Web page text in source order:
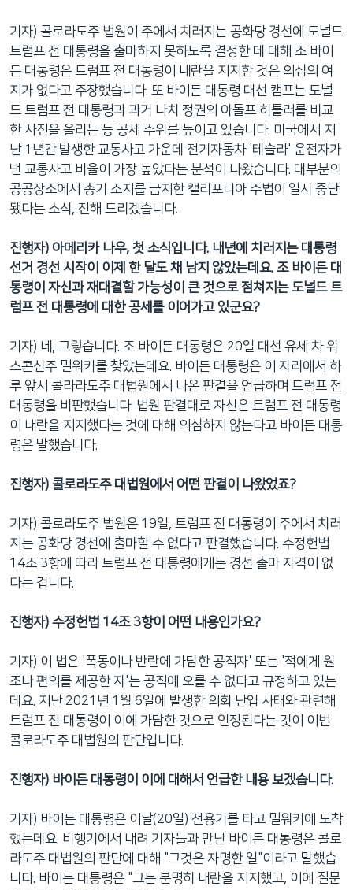
기자) 콜로라도주 법원이 주에서 치러지는 공화당 경선에 도널드
트럼프 전 대통령을 출마하지 못하도록 결정한 데 대해 조 바이
든 대통령은 트럼프 전 대통령이 내란을 지지한 것은 의심의 여
지가 없다고 주장했습니다. 또 바이든 대통령 대선 캠프는 도널
드 트럼프 전 대통령과 과거 나치 정권의 아돌프 히틀러를 비교
한 사진을 올리는 등 공세 수위를 높이고 있습니다. 미국에서 지
난 1년간 발생한 교통사고 가운데 전기자동차 '테슬라' 운전자가
낸 교통사고 비율이 가장 높았다는 분석이 나왔습니다. 대부분의
공공장소에서 총기 소지를 금지한 캘리포니아 주법이 일시 중단
됐다는 소식, 전해 드리겠습니다.
진행자) 아메리카 나우, 첫 소식입니다. 내년에 치러지는 대통령
선거 경선 시작이 이제 한 달도 채 남지 않았는데요. 조 바이든 대
통령이 자신과 재대결할 가능성이 큰 것으로 점쳐지는 도널드 트
럼프 전 대통령에 대한 공세를 이어가고 있군요?
기자) 네, 그렇습니다. 조 바이든 대통령은 20일 대선 유세 차 위
스콘신주 밀워키를 찾았는데요. 바이든 대통령은 이 자리에서 하
루 앞서 콜라라도주 대법원에서 나온 판결을 언급하며 트럼프 전
대통령을 비판했습니다. 법원 판결대로 자신은 트럼프 전 대통령
이 내란을 지지했다는 것에 대해 의심하지 않는다고 바이든 대통
령은 말했습니다.
진행자) 콜로라도주 대법원에서 어떤 판결이 나왔었죠?
기자) 콜로라도주 법원은 19일, 트럼프 전 대통령이 주에서 치러
지는 공화당 경선에 출마할 수 없다고 판결했습니다. 수정헌법
14조 3항에 따라 트럼프 전 대통령에게는 경선 출마 자격이 없
다는 겁니다.
진행자) 수정헌법 14조 3항이 어떤 내용인가요?
기자) 이 법은 '폭동이나 반란에 가담한 공직자' 또는 '적에게 원
조나 편의를 제공한 자'는 공직에 오를 수 없다고 규정하고 있는
데요. 지난 2021년 1월 6일에 발생한 의회 난입 사태와 관련해
트럼프 전 대통령이 이에 가담한 것으로 인정된다는 것이 이번
콜로라도주 대법원의 판단입니다.
진행자) 바이든 대통령이 이에 대해서 언급한 내용 보겠습니다.
기자) 바이든 대통령은 이날(20일) 전용기를 타고 밀워키에 도착
했는데요. 비행기에서 내려 기자들과 만난 바이든 대통령은 콜로
라도주 대법원의 판단에 대해 "그것은 자명한 일"이라고 말했습
니다. 바이든 대통령은 "그는 분명히 내란을 지지했고, 이에 질문